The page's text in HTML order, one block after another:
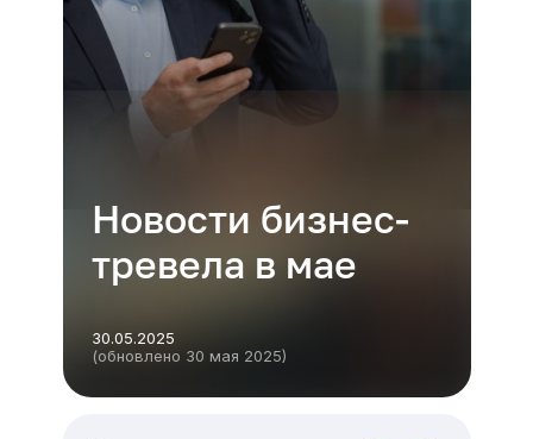
Новости бизнес-
тревела в мае
30.05.2025
(обновлено 30 мая 2025)